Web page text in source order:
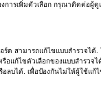
ารเพิ่มตัวเลือก กรุณาติดต่อผู้ดู
ด สามารถแก้ไขแบบสำรวจไ
แก้ไขตัวเลือกของแบบสำรวจ
ลบได้. เพื่อป้องกันไม่ให้ผู้ใช้แก้